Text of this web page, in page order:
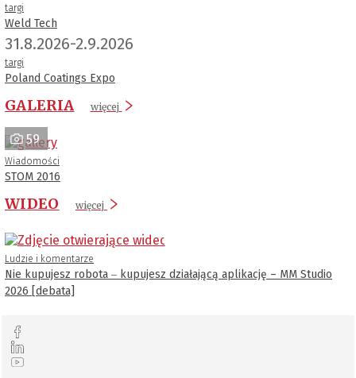
targi
Weld Tech
31.8.2026-2.9.2026
targi
Poland Coatings Expo
GALERIA więcej
59
Wiadomości
STOM 2016
WIDEO więcej
Ludzie i komentarze
Nie kupujesz robota ‒ kupujesz działającą aplikację – MM Studio
2026 [debata]